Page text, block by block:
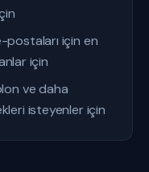
için en
için
ve daha
isteyenler için